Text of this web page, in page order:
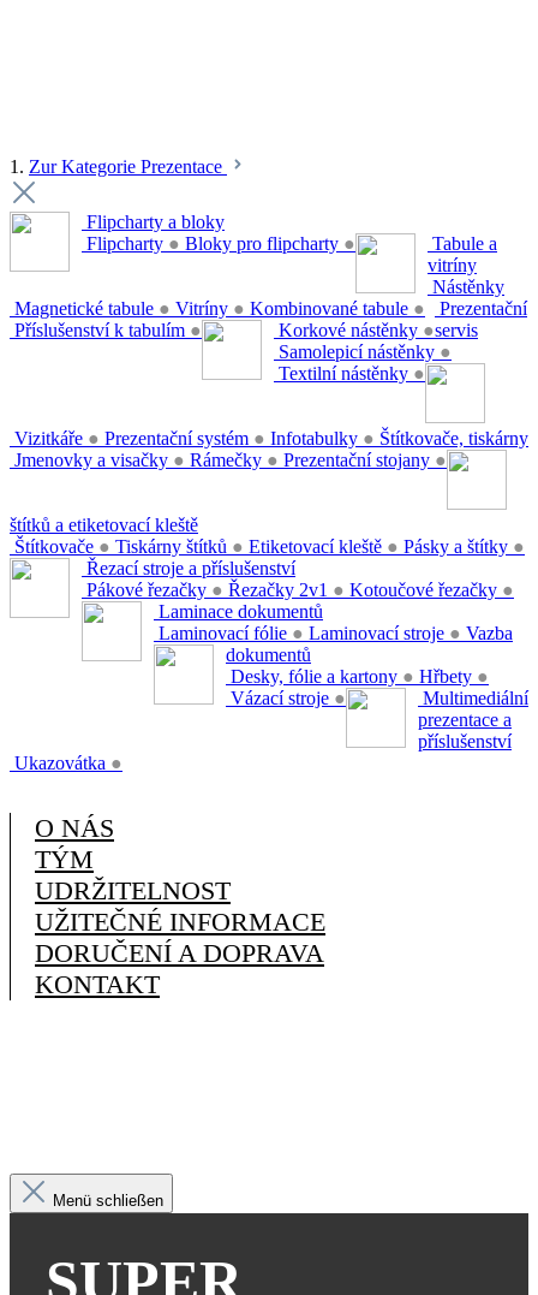
1. Zur Kategorie Prezentace
Flipcharty a bloky
Flipcharty ● Bloky pro flipcharty ●
Tabule a
vitríny
Magnetické tabule ● Vitríny ● Kombinované tabule ●
Příslušenství k tabulím ●
Nástěnky
Korkové nástěnky ●
Samolepicí nástěnky ●
Textilní nástěnky ●
Prezentační
servis
Vizitkáře ● Prezentační systém ● Infotabulky ●
Jmenovky a visačky ● Rámečky ● Prezentační stojany ●
Štítkovače, tiskárny
štítků a etiketovací kleště
Štítkovače ● Tiskárny štítků ● Etiketovací kleště ● Pásky a štítky ●
Řezací stroje a příslušenství
Pákové řezačky ● Řezačky 2v1 ● Kotoučové řezačky ●
Laminace dokumentů
Laminovací fólie ● Laminovací stroje ● Vazba
dokumentů
Desky, fólie a kartony ● Hřbety ●
Vázací stroje ●
Multimediální
prezentace a
příslušenství
Ukazovátka ●
O NÁS
TÝM
UDRŽITELNOST
UŽITEČNÉ INFORMACE
DORUČENÍ A DOPRAVA
KONTAKT
Menü schließen